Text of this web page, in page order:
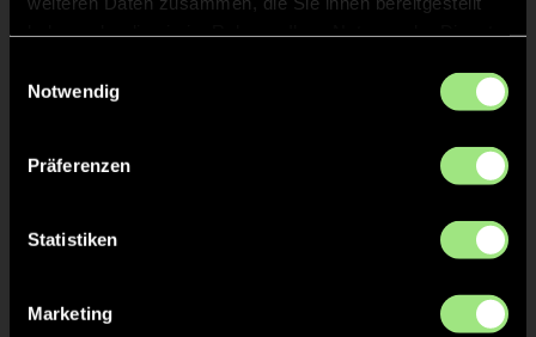
Notwendig
Präferenzen
Statistiken
Marketing
18' KURZE ECKE - VERGEBEN
17'